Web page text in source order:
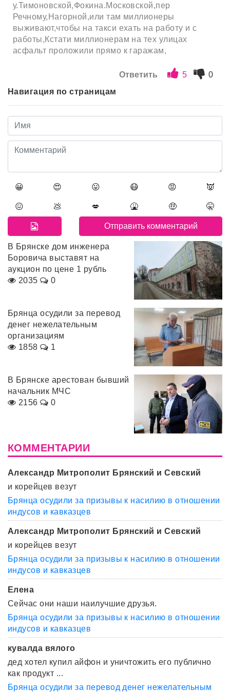
у.Тимоновской,Фокина.Московской,пер
Речному,Нагорной,или там миллионеры
выживают,чтобы на такси ехать на работу и с
работы,Кстати миллионерам на тех улицах
асфальт проложили прямо к гаражам,
Ответить 5
0
Навигация по страницам
😀 😍 😛 😷 😡 👿
😖 💩 💋 🤮 🤑 🤫
В Брянске дом инженера
Боровича выставят на
аукцион по цене 1 рубль
2035
0
Брянца осудили за перевод
денег нежелательным
организациям
1858
1
В Брянске арестован бывший
начальник МЧС
2156
0
КОММЕНТАРИИ
Александр Митрополит Брянский и Севский
и корейцев везут
Брянца осудили за призывы к насилию в отношении
индусов и кавказцев
Александр Митрополит Брянский и Севский
и корейцев везут
Брянца осудили за призывы к насилию в отношении
индусов и кавказцев
Елена
Сейчас они наши наилучшие друзья.
Брянца осудили за призывы к насилию в отношении
индусов и кавказцев
кувалда вялого
дед хотел купил айфон и уничтожить его публично
как продукт ...
Брянца осудили за перевод денег нежелательным